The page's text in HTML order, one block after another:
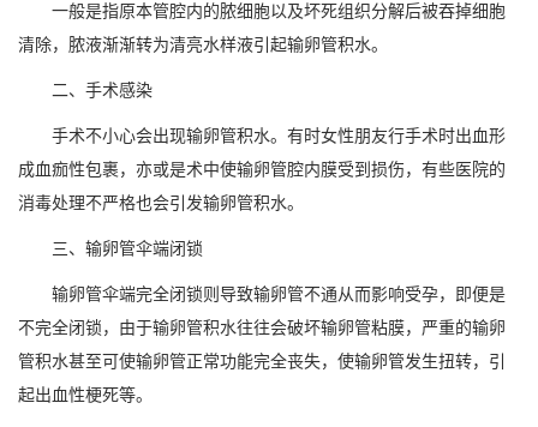
一般是指原本管腔内的脓细胞以及坏死组织分解后被吞掉细胞
清除，脓液渐渐转为清亮水样液引起输卵管积水。
二、手术感染
手术不小心会出现输卵管积水。有时女性朋友行手术时出血形
成血痂性包裹，亦或是术中使输卵管腔内膜受到损伤，有些医院的
消毒处理不严格也会引发输卵管积水。
三、输卵管伞端闭锁
输卵管伞端完全闭锁则导致输卵管不通从而影响受孕，即便是
不完全闭锁，由于输卵管积水往往会破坏输卵管粘膜，严重的输卵
管积水甚至可使输卵管正常功能完全丧失，使输卵管发生扭转，引
起出血性梗死等。